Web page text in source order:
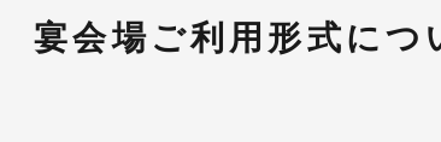
宴会場ご利用形式につ